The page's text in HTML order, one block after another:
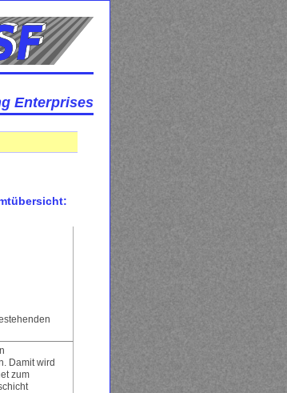
Enterprises
Damit wird
zum